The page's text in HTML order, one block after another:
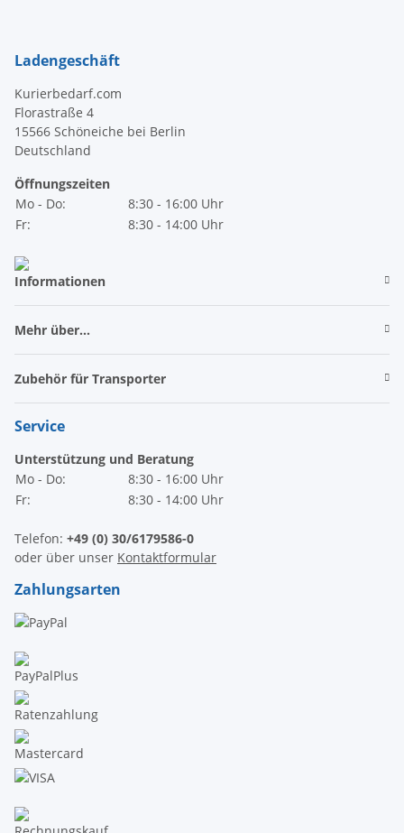
Ladengeschäft
Kurierbedarf.com
Florastraße 4
15566 Schöneiche bei Berlin
Deutschland
Öffnungszeiten
Mo - Do:
8:30 - 16:00 Uhr
Fr:
8:30 - 14:00 Uhr
Informationen
Mehr über...
Zubehör für Transporter
Service
Unterstützung und Beratung
Mo - Do:
8:30 - 16:00 Uhr
Fr:
8:30 - 14:00 Uhr
Telefon: +49 (0) 30/6179586-0
oder über unser Kontaktformular
Zahlungsarten